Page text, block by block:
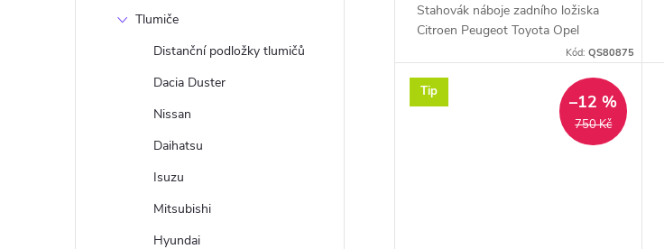
Tlumiče
Distanční podložky tlumičů
Dacia Duster
Nissan
Daihatsu
Isuzu
Mitsubishi
Hyundai
Stahovák náboje zadního ložiska
Citroen Peugeot Toyota Opel
Kód:QS80875
Tip
750 Kč
–12 %